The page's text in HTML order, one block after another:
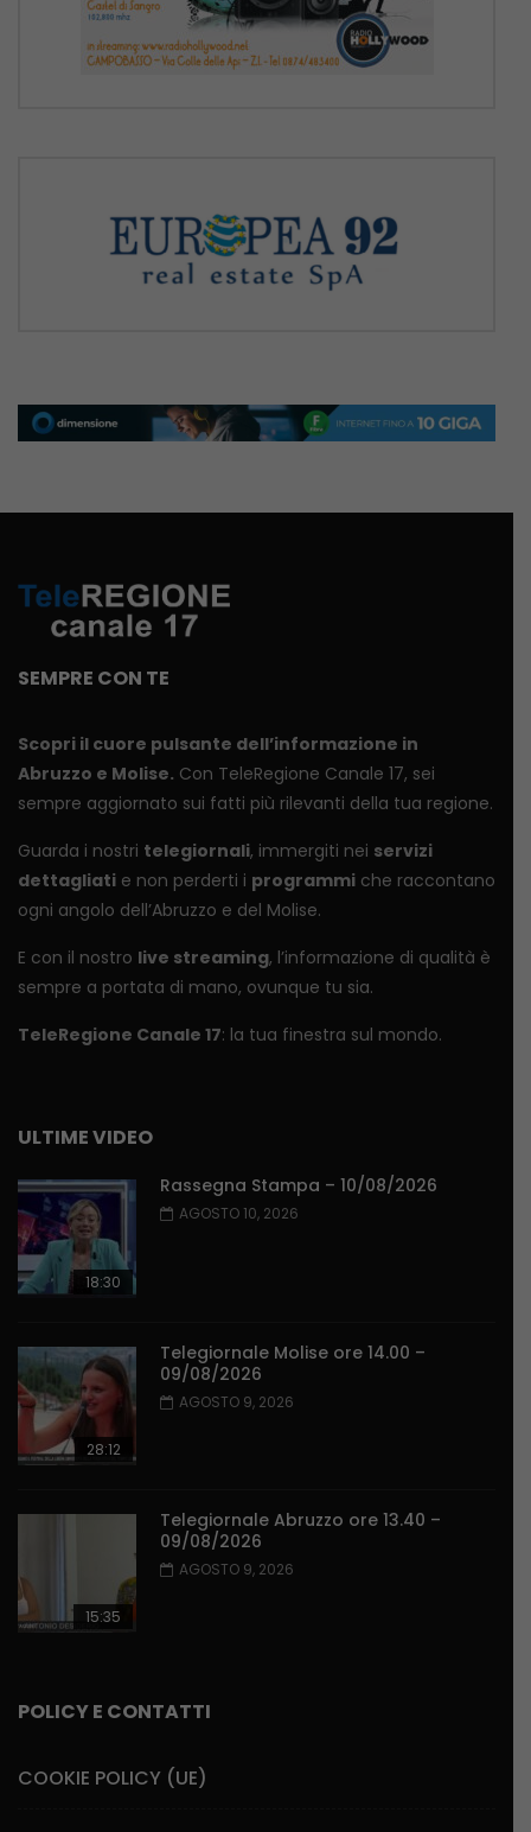
SEMPRE CON TE
Scopri il cuore pulsante dell’informazione in
Abruzzo e Molise. Con TeleRegione Canale 17, sei
sempre aggiornato sui fatti più rilevanti della tua regione.
Guarda i nostri telegiornali, immergiti nei servizi
dettagliati e non perderti i programmi che raccontano
ogni angolo dell’Abruzzo e del Molise.
E con il nostro live streaming, l’informazione di qualità è
sempre a portata di mano, ovunque tu sia.
TeleRegione Canale 17: la tua finestra sul mondo.
ULTIME VIDEO
18:30
Rassegna Stampa – 10/08/2026
AGOSTO 10, 2026
28:12
Telegiornale Molise ore 14.00 –
09/08/2026
AGOSTO 9, 2026
15:35
Telegiornale Abruzzo ore 13.40 –
09/08/2026
AGOSTO 9, 2026
POLICY E CONTATTI
COOKIE POLICY (UE)